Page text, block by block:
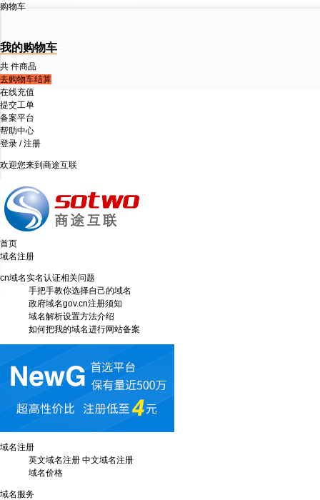
购物车
我的购物车
共 件商品
去购物车结算
在线充值
提交工单
备案平台
帮助中心
登录 /注册
欢迎您来到商途互联
首页
域名注册
cn域名实名认证相关问题
手把手教你选择自己的域名
政府域名gov.cn注册须知
域名解析设置方法介绍
如何把我的域名进行网站备案
域名注册
英文域名注册 中文域名注册
域名价格
域名服务